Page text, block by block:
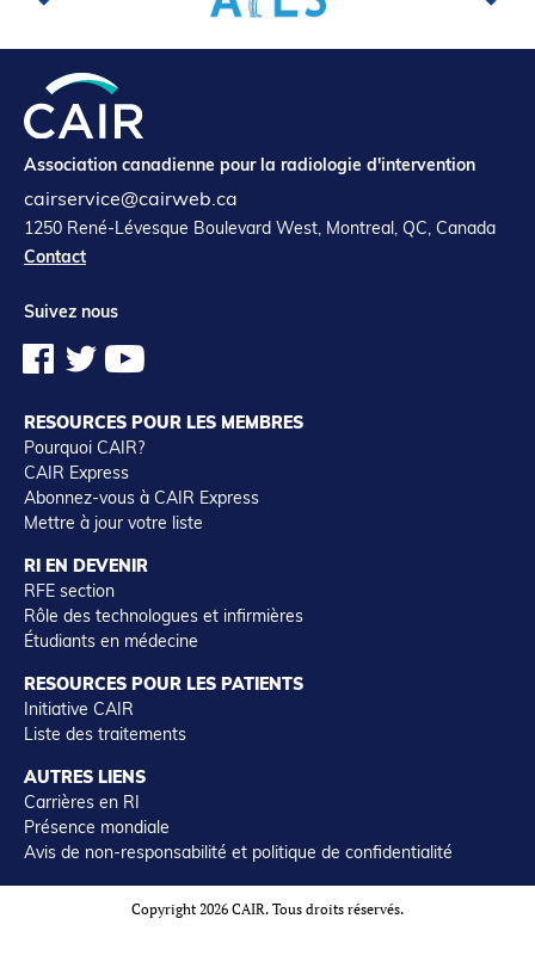
Association canadienne pour la radiologie d'intervention
cairservice@cairweb.ca
1250 René-Lévesque Boulevard West, Montreal, QC, Canada
Contact
Suivez nous
RESOURCES POUR LES MEMBRES
Pourquoi CAIR?
CAIR Express
Abonnez-vous à CAIR Express
Mettre à jour votre liste
RI EN DEVENIR
RFE section
Rôle des technologues et infirmières
Étudiants en médecine
RESOURCES POUR LES PATIENTS
Initiative CAIR
Liste des traitements
AUTRES LIENS
Carrières en RI
Présence mondiale
Avis de non-responsabilité et politique de confidentialité
Copyright 2026 CAIR. Tous droits réservés.